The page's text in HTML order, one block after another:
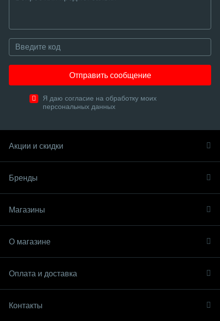
Отправить сообщение
Я даю согласие на обработку моих
персональных данных
Акции и скидки
Бренды
Магазины
О магазине
Оплата и доставка
Контакты